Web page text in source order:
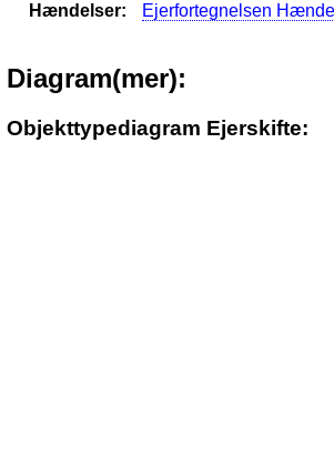
Hændelser:
Ejerfortegnelsen
Diagram(mer):
Objekttypediagram Ejerskifte: